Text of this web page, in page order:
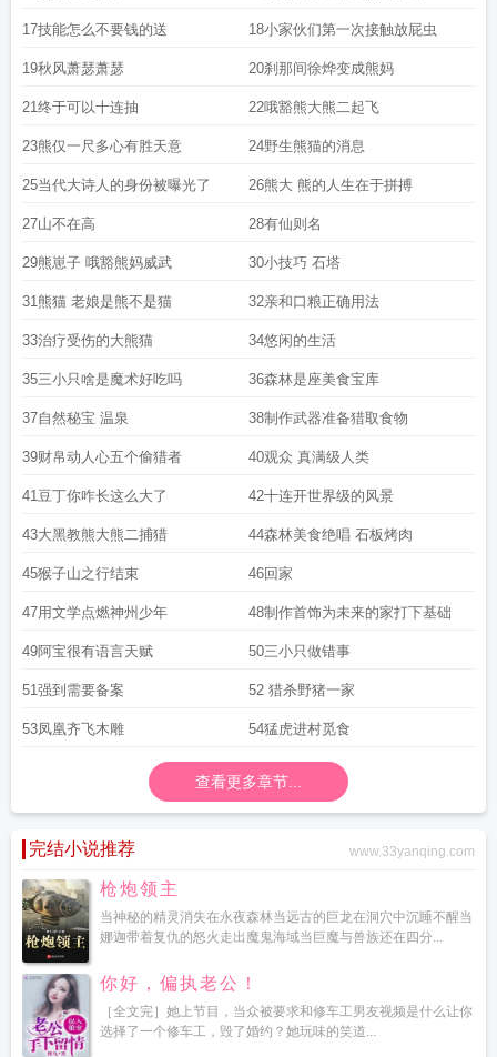
17技能怎么不要钱的送 18小家伙们第一次接触放屁虫
19秋风萧瑟萧瑟 20刹那间徐烨变成熊妈
21终于可以十连抽 22哦豁熊大熊二起飞
23熊仅一尺多心有胜天意 24野生熊猫的消息
25当代大诗人的身份被曝光了 26熊大 熊的人生在于拼搏
27山不在高 28有仙则名
29熊崽子 哦豁熊妈威武 30小技巧 石塔
31熊猫 老娘是熊不是猫 32亲和口粮正确用法
33治疗受伤的大熊猫 34悠闲的生活
35三小只啥是魔术好吃吗 36森林是座美食宝库
37自然秘宝 温泉 38制作武器准备猎取食物
39财帛动人心五个偷猎者 40观众 真满级人类
41豆丁你咋长这么大了 42十连开世界级的风景
43大黑教熊大熊二捕猎 44森林美食绝唱 石板烤肉
45猴子山之行结束 46回家
47用文学点燃神州少年 48制作首饰为未来的家打下基础
49阿宝很有语言天赋 50三小只做错事
51强到需要备案 52 猎杀野猪一家
53凤凰齐飞木雕 54猛虎进村觅食
查看更多章节...
完结小说推荐 www.33yanqing.com
枪炮领主
当神秘的精灵消失在永夜森林当远古的巨龙在洞穴中沉睡不醒当
娜迦带着复仇的怒火走出魔鬼海域当巨魔与兽族还在四分...
你好，偏执老公！
［全文完］她上节目，当众被要求和修车工男友视频是什么让你
选择了一个修车工，毁了婚约？她玩味的笑道...